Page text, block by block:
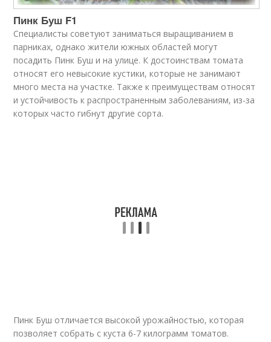
Пинк Буш F1
Специалисты советуют заниматься выращиванием в
парниках, однако жители южных областей могут
посадить Пинк Буш и на улице. К достоинствам томата
относят его невысокие кустики, которые не занимают
много места на участке. Также к преимуществам относят
и устойчивость к распространенным заболеваниям, из-за
которых часто гибнут другие сорта.
Пинк Буш отличается высокой урожайностью, которая
позволяет собрать с куста 6-7 килограмм томатов.